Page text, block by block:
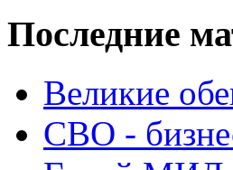
Последние
Великие
СВО -